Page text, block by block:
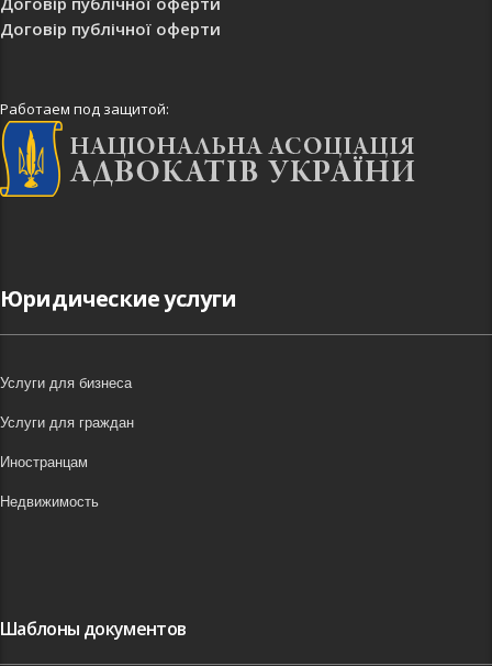
Договір публічної оферти
Работаем под защитой:
Юридические услуги
Услуги для бизнеса
Услуги для граждан
Иностранцам
Недвижимость
Шаблоны документов